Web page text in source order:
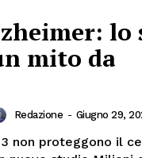
lo
mito da
Redazione - Giugno 29,
non proteggono il